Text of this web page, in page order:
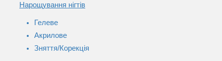
Нарощування нігтів
Гелеве
Акрилове
Зняття/Корекція